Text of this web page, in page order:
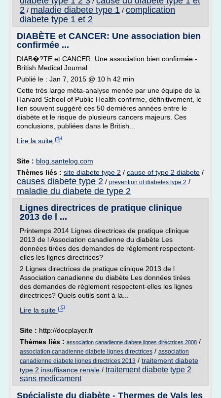
2 / maladie diabete type 1 / complication
diabete type 1 et 2
DIABÈTE et CANCER: Une association bien
confirmée ...
DIAB�?TE et CANCER: Une association bien confirmée -
British Medical Journal
Publié le : Jan 7, 2015 @ 10 h 42 min
Cette très large méta-analyse menée par une équipe de la
Harvard School of Public Health confirme, définitivement, le
lien souvent suggéré ces 50 dernières années entre le
diabète et le risque de plusieurs cancers majeurs. Ces
conclusions, publiées dans le British...
Lire la suite
Site : blog.santelog.com
Thèmes liés : site diabete type 2 / cause of type 2 diabete /
causes diabete type 2 / prevention of diabetes type 2 /
maladie du diabete de type 2
Lignes directrices de pratique clinique
2013 de l ...
Printemps 2014 Lignes directrices de pratique clinique
2013 de l Association canadienne du diabète Les
données tirées des demandes de règlement respectent-
elles les lignes directrices?
2 Lignes directrices de pratique clinique 2013 de l
Association canadienne du diabète Les données tirées
des demandes de règlement respectent-elles les lignes
directrices? Quels outils sont à la...
Lire la suite
Site : http://docplayer.fr
Thèmes liés : association canadienne diabete lignes directrices 2008 /
association canadienne diabete lignes directrices / association
canadienne diabete lignes directrices 2013 / traitement diabete
type 2 insuffisance renale / traitement diabete type 2
sans medicament
Spécialiste du diabète - Thermes de Vals les